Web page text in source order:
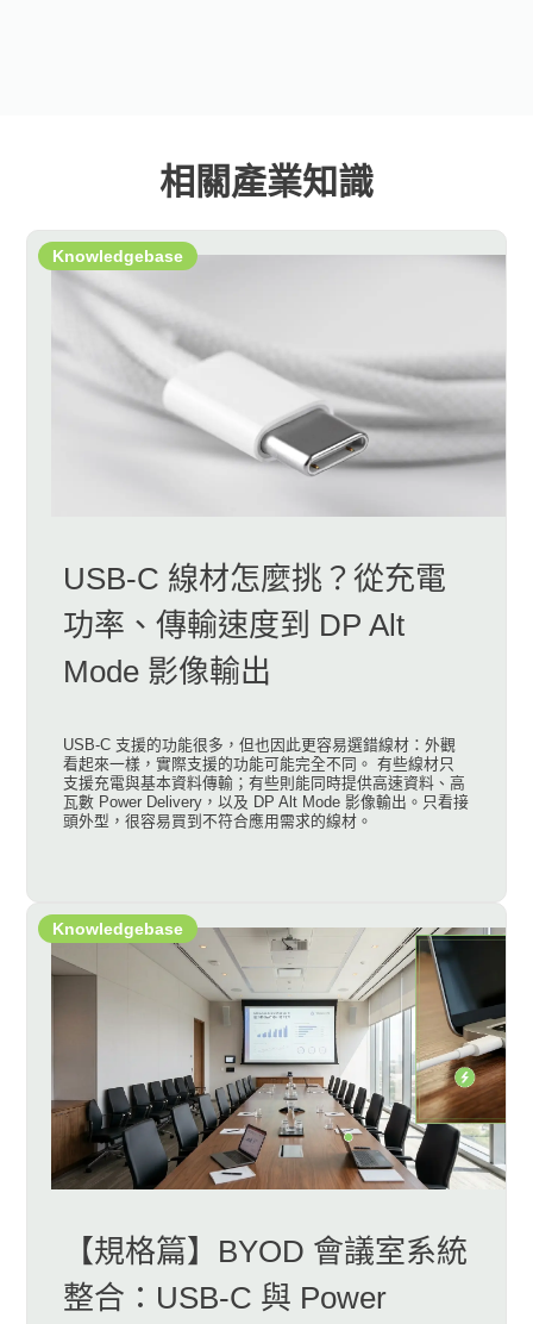
相關產業知識
Knowledgebase
USB-C 線材怎麼挑？從充電
功率、傳輸速度到 DP Alt
Mode 影像輸出
USB-C 支援的功能很多，但也因此更容易選錯線材：外觀
看起來一樣，實際支援的功能可能完全不同。 有些線材只
支援充電與基本資料傳輸；有些則能同時提供高速資料、高
瓦數 Power Delivery，以及 DP Alt Mode 影像輸出。只看接
頭外型，很容易買到不符合應用需求的線材。
Knowledgebase
【規格篇】BYOD 會議室系統
整合：USB-C 與 Power